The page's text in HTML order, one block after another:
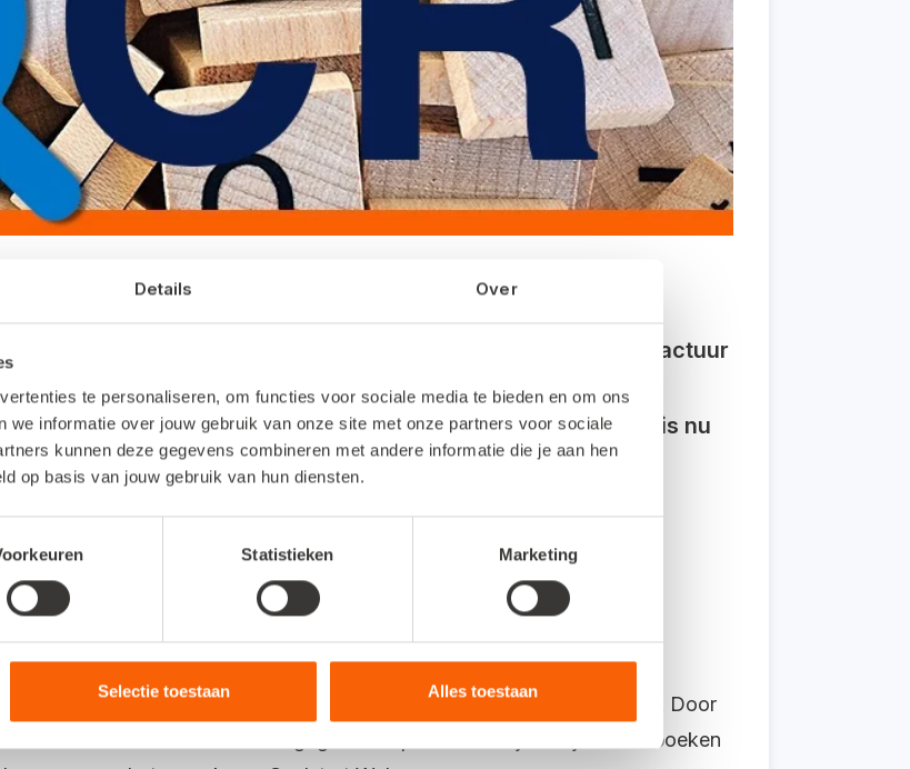
Details Over
te personaliseren, om functies voor sociale media te bieden en om ons
we informatie over jouw gebruik van onze site met onze partners voor sociale
kunnen deze gegevens combineren met andere informatie die je aan hen
op basis van jouw gebruik van hun diensten.
Statistieken Marketing
Selectie toestaan Alles toestaan
in pdf-vorm per e-mail verstuurd, maar niet als digitale factuur
niet automatisch werden overgenomen waardoor u bij elke
administratie, de gegevens handmatig moest overtypen
. Dit is nu
Bij OCR wordt de tekst in een afbeelding herkend door een
nu net zo invoert als een afbeelding van bijvoorbeeld een bonnetje. Door
te zien en vinkt u aan welke gegevens op de factuur juist zijn. Het inboeken